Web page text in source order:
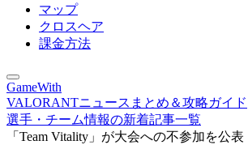
マップ
クロスヘア
課金方法
GameWith
VALORANTニュースまとめ＆攻略ガイド
選手・チーム情報の新着記事一覧
「Team Vitality」が大会への不参加を公表